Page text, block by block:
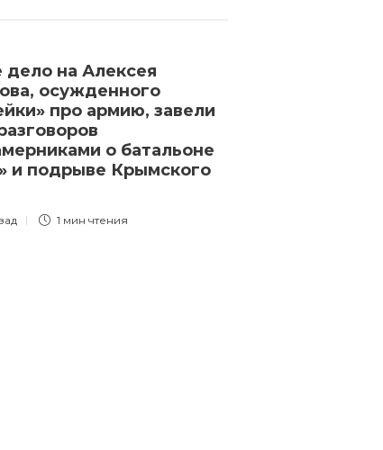
дело на Алексея
осужденного
про армию, завели
о батальоне
и подрыве Крымского
1 мин чтения